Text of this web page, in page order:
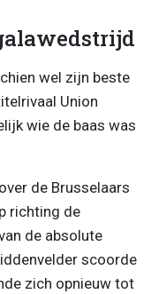
wel zijn beste
Union
wie de baas was
de Brusselaars
richting de
de absolute
scoorde
zich opnieuw tot